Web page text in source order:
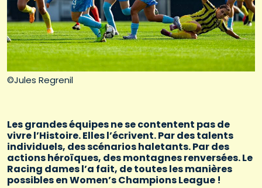
©Jules Regrenil
Les grandes équipes ne se contentent pas de
vivre l’Histoire. Elles l’écrivent. Par des talents
individuels, des scénarios haletants. Par des
actions héroïques, des montagnes renversées. Le
Racing dames l’a fait, de toutes les manières
possibles en Women’s Champions League !